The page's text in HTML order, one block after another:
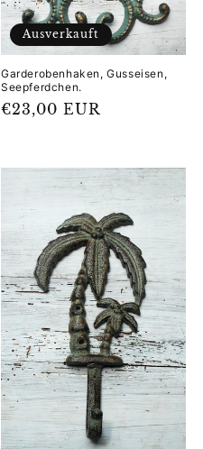
Ausverkauft
Garderobenhaken, Gusseisen,
Seepferdchen.
Normaler
€23,00 EUR